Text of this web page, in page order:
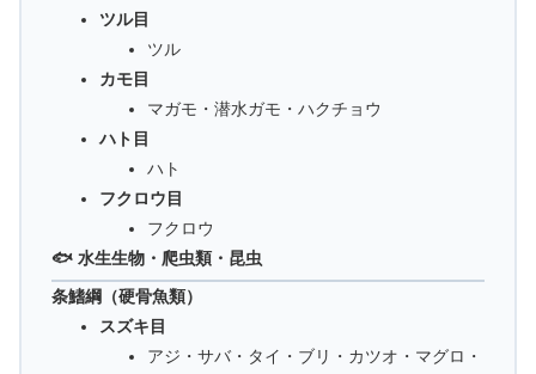
ツル目
ツル
カモ目
マガモ・潜水ガモ・ハクチョウ
ハト目
ハト
フクロウ目
フクロウ
🐟 水生生物・爬虫類・昆虫
条鰭綱（硬骨魚類）
スズキ目
アジ・サバ・タイ・ブリ・カツオ・マグロ・